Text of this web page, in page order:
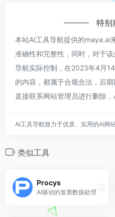
特别
本站AI工具导航提供的maya.ai
准确性和完整性，同时，对于
导航实际控制，在2023年4月
的内容，都属于合规合法，后
直接联系网站管理员进行删除，
AI工具导航致力于优质、实用的AI网
类似工具
Procys
AI驱动的发票数据处理